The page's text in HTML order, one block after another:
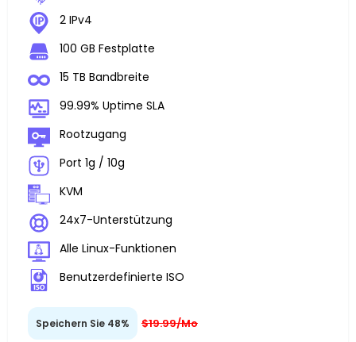
2 IPv4
100 GB Festplatte
15 TB Bandbreite
99.99% Uptime SLA
Rootzugang
Port 1g / 10g
KVM
24x7-Unterstützung
Alle Linux-Funktionen
Benutzerdefinierte ISO
Speichern Sie 48% $19.99/Mo